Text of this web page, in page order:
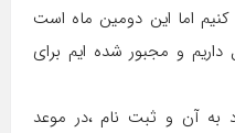
اما این دومین ماه است
و مجبور شده ایم برای
آن و ثبت نام ،در موعد